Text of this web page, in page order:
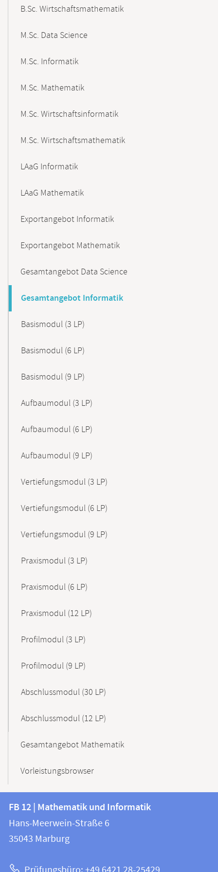
B.Sc. Wirtschaftsmathematik
M.Sc. Data Science
M.Sc. Informatik
M.Sc. Mathematik
M.Sc. Wirtschaftsinformatik
M.Sc. Wirtschaftsmathematik
LAaG Informatik
LAaG Mathematik
Exportangebot Informatik
Exportangebot Mathematik
Gesamtangebot Data Science
Gesamtangebot Informatik
Basismodul (3 LP)
Basismodul (6 LP)
Basismodul (9 LP)
Aufbaumodul (3 LP)
Aufbaumodul (6 LP)
Aufbaumodul (9 LP)
Vertiefungsmodul (3 LP)
Vertiefungsmodul (6 LP)
Vertiefungsmodul (9 LP)
Praxismodul (3 LP)
Praxismodul (6 LP)
Praxismodul (12 LP)
Profilmodul (3 LP)
Profilmodul (9 LP)
Abschlussmodul (30 LP)
Abschlussmodul (12 LP)
Gesamtangebot Mathematik
Vorleistungsbrowser
Kontakt
und
Informationen
FB
12
|
FB 12 | Mathematik und Informatik
Hans-Meerwein-Straße 6
35043 Marburg